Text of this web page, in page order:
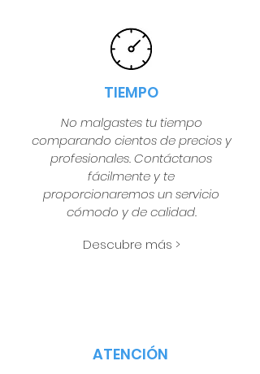
TIEMPO
No malgastes tu tiempo
comparando cientos de precios y
profesionales. Contáctanos
fácilmente y te
proporcionaremos un servicio
cómodo y de calidad.
Descubre más >
ATENCIÓN